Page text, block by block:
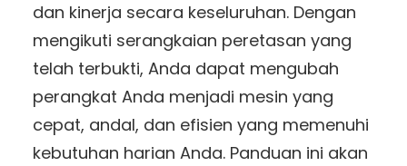
dan kinerja secara keseluruhan. Dengan
mengikuti serangkaian peretasan yang
telah terbukti, Anda dapat mengubah
perangkat Anda menjadi mesin yang
cepat, andal, dan efisien yang memenuhi
kebutuhan harian Anda. Panduan ini akan